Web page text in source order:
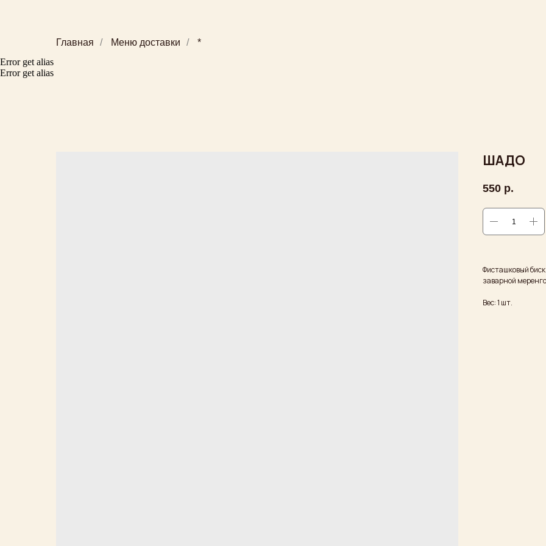
Главная / Меню доставки /
*
Error get alias
Error get alias
ШАДО
550 р.
Фисташковый
заварной
Вес: 1 шт.